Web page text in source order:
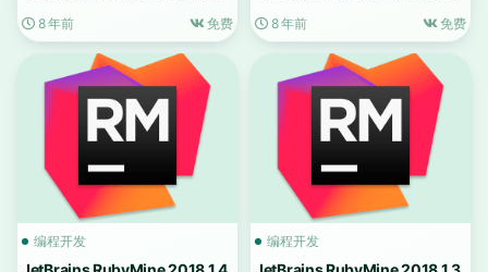
8 年前 免费 8 年前 免费
编程开发 编程开发